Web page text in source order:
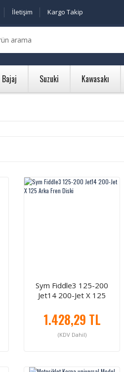
İletişim Kargo Takip
Bajaj Suzuki Kawasakı
Sym Fiddle3 125-200
Jet14 200-Jet X 125
1.428,29 TL
(KDV Dahil)